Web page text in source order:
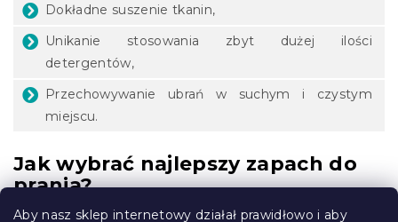
Aby nasz sklep internetowy działał prawidłowo i aby
Dokładne suszenie tkanin,
Unikanie stosowania zbyt dużej ilości
detergentów,
Przechowywanie ubrań w suchym i czystym
miejscu.
Jak wybrać najlepszy zapach do
prania?